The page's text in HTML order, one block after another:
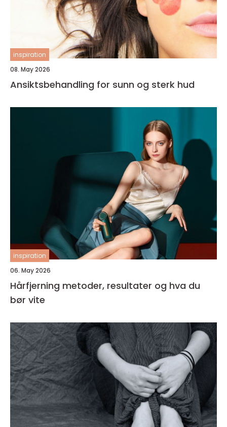
inspiration
08. May 2026
Ansiktsbehandling for sunn og sterk hud
inspiration
06. May 2026
Hårfjerning metoder, resultater og hva du
bør vite